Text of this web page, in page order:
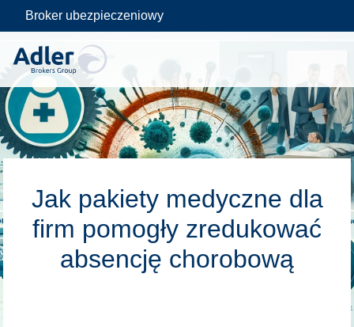
Skip
to
content
Broker ubezpieczeniowy
Jak pakiety medyczne dla
firm pomogły zredukować
absencję chorobową